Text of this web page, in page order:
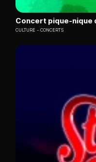
Concert pique-nique
CULTURE CONCERTS